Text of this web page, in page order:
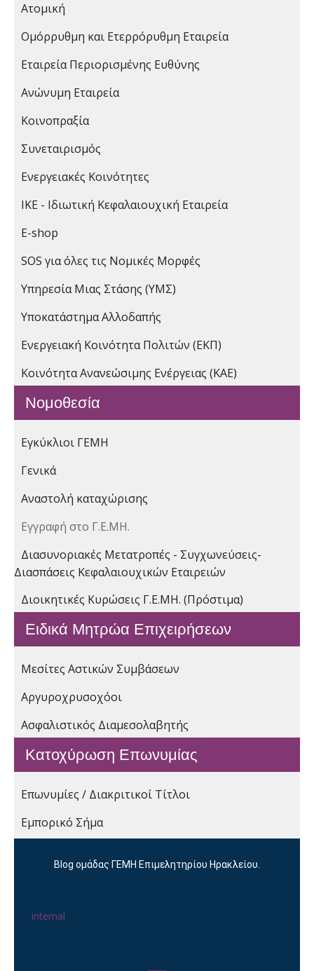
Ατομική
Ομόρρυθμη και Ετερρόρυθμη Εταιρεία
Εταιρεία Περιορισμένης Ευθύνης
Ανώνυμη Εταιρεία
Κοινοπραξία
Συνεταιρισμός
Ενεργειακές Κοινότητες
ΙΚΕ - Ιδιωτική Κεφαλαιουχική Εταιρεία
E-shop
SOS για όλες τις Νομικές Μορφές
Υπηρεσία Μιας Στάσης (ΥΜΣ)
Υποκατάστημα Αλλοδαπής
Ενεργειακή Κοινότητα Πολιτών (ΕΚΠ)
Κοινότητα Ανανεώσιμης Ενέργειας (ΚΑΕ)
Νομοθεσία
Εγκύκλιοι ΓΕΜΗ
Γενικά
Αναστολή καταχώρισης
Εγγραφή στο Γ.Ε.ΜΗ.
Διασυνοριακές Μετατροπές - Συγχωνεύσεις-
Διασπάσεις Κεφαλαιουχικών Εταιρειών
Διοικητικές Κυρώσεις Γ.Ε.ΜΗ. (Πρόστιμα)
Ειδικά Μητρώα Επιχειρήσεων
Μεσίτες Αστικών Συμβάσεων
Αργυροχρυσοχόοι
Ασφαλιστικός Διαμεσολαβητής
Κατοχύρωση Επωνυμίας
Επωνυμίες / Διακριτικοί Τίτλοι
Εμπορικό Σήμα
Blog ομάδας ΓΕΜΗ Επιμελητηρίου Ηρακλείου.
internal